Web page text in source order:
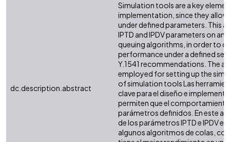
dc.description.abstract
Simulation tools are a key
implementation, since they
under defined parameters. This
IPTD and IPDV parameters on an
queuing algorithms, in order to
performance under a defined
Y.1541 recommendations. The
employed for setting up the
of simulation tools Las
clave para el diseño e
permiten que el comportamiento
parámetros definidos. En este
de los parámetros IPTD e IPDV
algunos algoritmos de colas,